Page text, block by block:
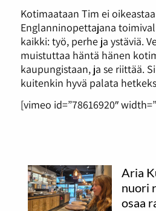
Kotimaataan Tim ei
Englanninopettajana
kaikki: työ, perhe ja ystäviä.
muistuttaa häntä hänen
kaupungistaan, ja se riittää.
kuitenkin hyvä palata
[vimeo id=”78616920″
Aria
nuori
osaa